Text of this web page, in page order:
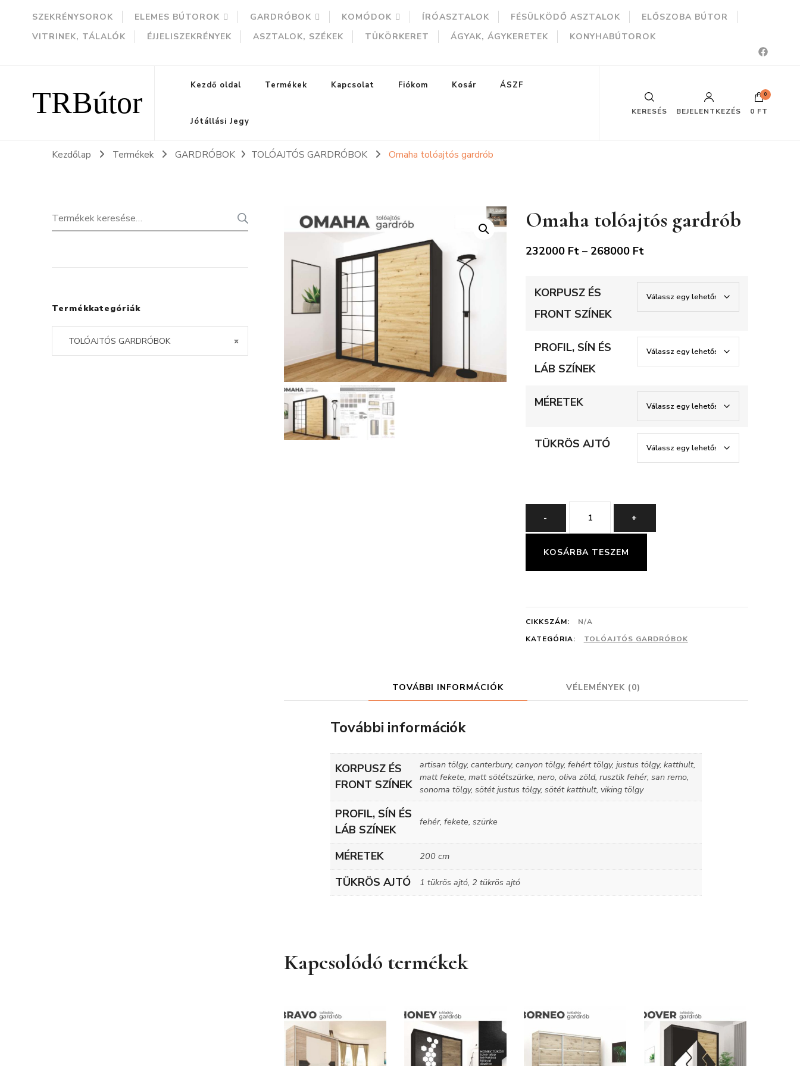
SZEKRÉNYSOROK ELEMES BÚTOROK GARDRÓBOK KOMÓDOK ÍRÓASZTALOK FÉSÜLKÖDŐ ASZTALOK
ELŐSZOBA BÚTOR
VITRINEK, TÁLALÓK
ÉJJELISZEKRÉNYEK ASZTALOK, SZÉKEK TÜKÖRKERET ÁGYAK, ÁGYKERETEK KONYHABÚTOROK
TRBútor Kezdő oldal Termékek Kapcsolat Fiókom Kosár ÁSZF
Jótállási Jegy
KERESÉS BEJELENTKEZÉS
0
0 FT
Kezdőlap Termékek GARDRÓBOK TOLÓAJTÓS GARDRÓBOK Omaha tolóajtós gardrób
Omaha tolóajtós gardrób
232000 Ft – 268000 FtÁrtartomány:
-
268000 Ft
KORPUSZ ÉS
FRONT SZÍNEK
PROFIL, SÍN ÉS
LÁB SZÍNEK
MÉRETEK
TÜKRÖS AJTÓ
-
Omaha
tolóajtós
gardrób
mennyiség
+
KOSÁRBA TESZEM
CIKKSZÁM:
N/A
KATEGÓRIA:
TOLÓAJTÓS GARDRÓBOK
TOVÁBBI INFORMÁCIÓK VÉLEMÉNYEK (0)
További információk
KORPUSZ ÉS
FRONT SZÍNEK
artisan tölgy, canterbury, canyon tölgy, fehért tölgy, justus tölgy, katthult,
matt fekete, matt sötétszürke, nero, oliva zöld, rusztik fehér, san remo,
sonoma tölgy, sötét justus tölgy, sötét katthult, viking tölgy
PROFIL, SÍN ÉS
LÁB SZÍNEK
fehér, fekete, szürke
MÉRETEK 200 cm
TÜKRÖS AJTÓ 1 tükrös ajtó, 2 tükrös ajtó
Kapcsolódó termékek
Keresés
a
KERESÉS
Termékkategóriák
×
TOLÓAJTÓS GARDRÓBOK